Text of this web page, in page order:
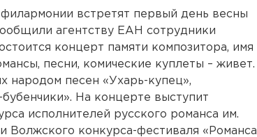
встретят первый день весны
агентству ЕАН сотрудники
концерт памяти композитора, имя
песни, комические куплеты – живет.
народом песен «Ухарь-купец»,
На концерте выступит
исполнителей русского романса им.
Волжского конкурса-фестиваля «Романса